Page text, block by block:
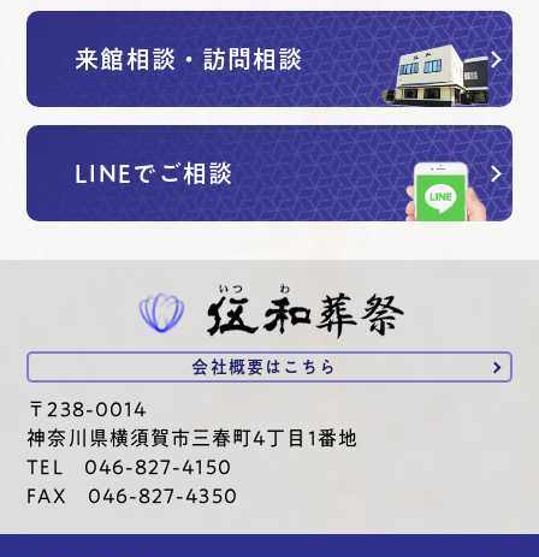
来館相談・訪問相談
LINEでご相談
会社概要は こちら
〒238-0014
神奈川県横須賀市三春町4丁目1番地
TEL 046-827-4150
FAX 046-827-4350